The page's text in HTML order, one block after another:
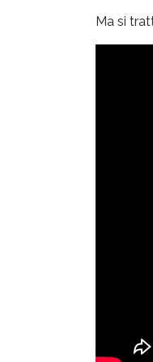
Ma si